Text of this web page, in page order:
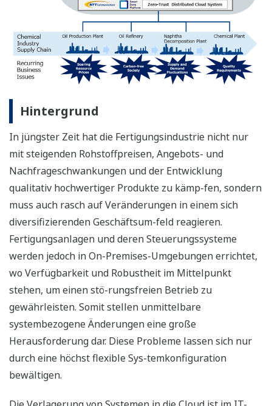
Hintergrund
In jüngster Zeit hat die Fertigungsindustrie nicht nur
mit steigenden Rohstoffpreisen, Angebots- und
Nachfrageschwankungen und der Entwicklung
qualitativ hochwertiger Produkte zu kämp-fen, sondern
muss auch rasch auf Veränderungen in einem sich
diversifizierenden Geschäftsum-feld reagieren.
Fertigungsanlagen und deren Steuerungssysteme
werden jedoch in On-Premises-Umgebungen errichtet,
wo Verfügbarkeit und Robustheit im Mittelpunkt
stehen, um einen stö-rungsfreien Betrieb zu
gewährleisten. Somit stellen unmittelbare
systembezogene Änderungen eine große
Herausforderung dar. Diese Probleme lassen sich nur
durch eine höchst flexible Sys-temkonfiguration
bewältigen.